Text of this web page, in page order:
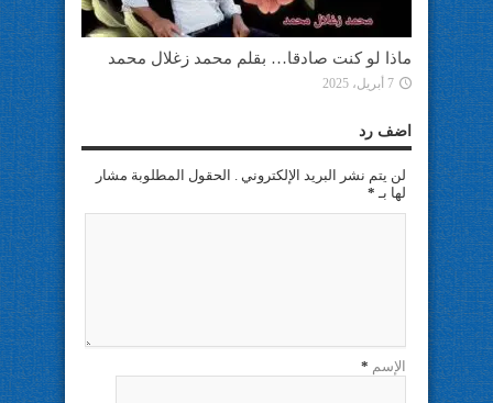
ماذا لو كنت صادقا… بقلم محمد زغلال محمد
7 أبريل، 2025
اضف رد
لن يتم نشر البريد الإلكتروني . الحقول المطلوبة مشار
لها بـ *
الإسم *